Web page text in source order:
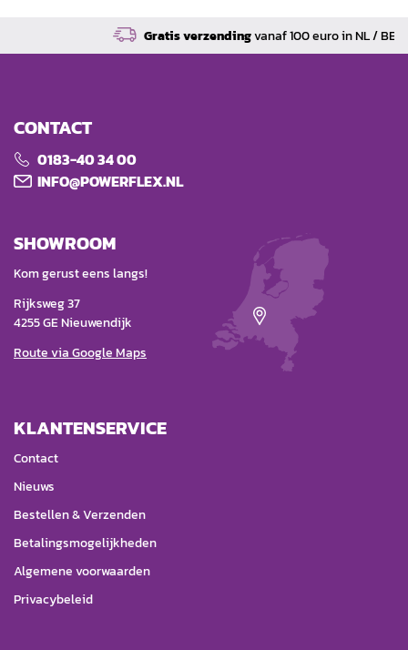
Gratis verzendingvanaf 100 euro in NL / BE / DE
CONTACT
0183-40 34 00
INFO@POWERFLEX.NL
SHOWROOM
Kom gerust eens langs!
Rijksweg 37
4255 GE Nieuwendijk
Route via Google Maps
KLANTENSERVICE
Contact
Nieuws
Bestellen & Verzenden
Betalingsmogelijkheden
Algemene voorwaarden
Privacybeleid